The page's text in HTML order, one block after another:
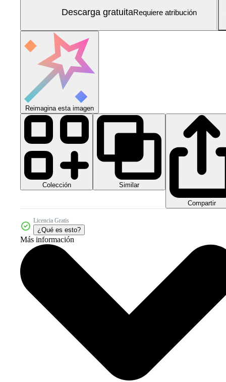
Descarga gratuitaRequiere atribución
Reimagina esta imagen
Colección Similar
Compartir
Licencia Gratis
¿Qué es esto?
Más información